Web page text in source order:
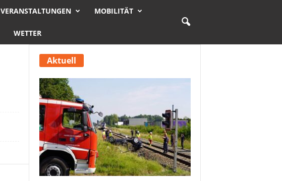
VERANSTALTUNGEN MOBILITÄT
WETTER
Aktuell